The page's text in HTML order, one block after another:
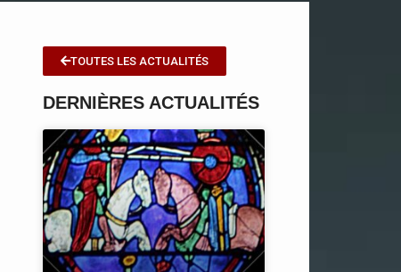
TOUTES LES ACTUALITÉS
DERNIÈRES ACTUALITÉS